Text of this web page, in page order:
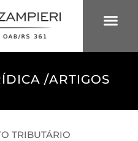
/ARTIGOS
TRIBUTÁRIO